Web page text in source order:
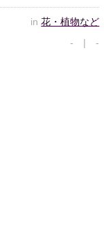
in花・植物など
- | -